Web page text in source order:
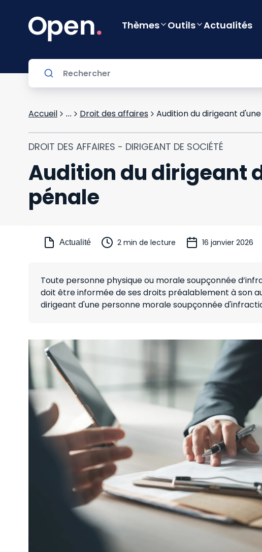
Thèmes Outils Actualités
Accueil ... Droit des affaires Audition du dirigeant
DROIT DES AFFAIRES - DIRIGEANT DE SOCIÉTÉ
Audition du dirigeant
pénale
Actualité 2 min de lecture 16 janvier 2026
Toute personne physique ou morale soupçonnée
doit être informée de ses droits préalablement à son
dirigeant d'une personne morale soupçonnée